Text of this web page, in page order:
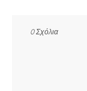
0 Σχόλια